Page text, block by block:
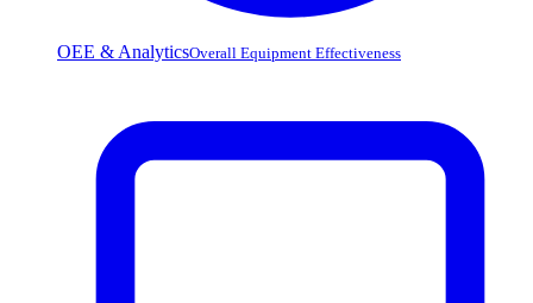
OEE & AnalyticsOverall Equipment Effectiveness